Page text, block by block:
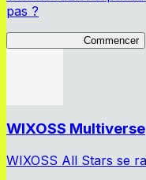
pas ?
Commencer
WIXOSS Multiverse
WIXOSS All Stars se